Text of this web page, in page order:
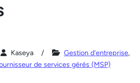
Kaseya Gestion d'entreprise,
de services gérés (MSP)